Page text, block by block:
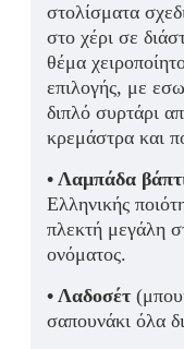
στολίσματα
στο χέρι σε
θέμα
επιλογής, με
διπλό συρτάρι
κρεμάστρα και
• Λαμπάδα
Ελληνικής
πλεκτή μεγάλη
ονόματος.
• Λαδοσέτ
σαπουνάκι όλα